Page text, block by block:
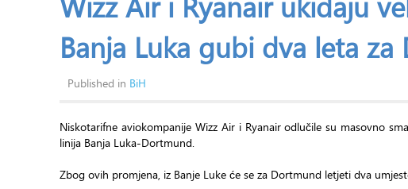
Banja Luka gubi dva leta
Published in BiH
Niskotarifne aviokompanije Wizz Air i Ryanair odlučile su masovno
linija Banja Luka-Dortmund.
Zbog ovih promjena, iz Banje Luke će se za Dortmund letjeti dva